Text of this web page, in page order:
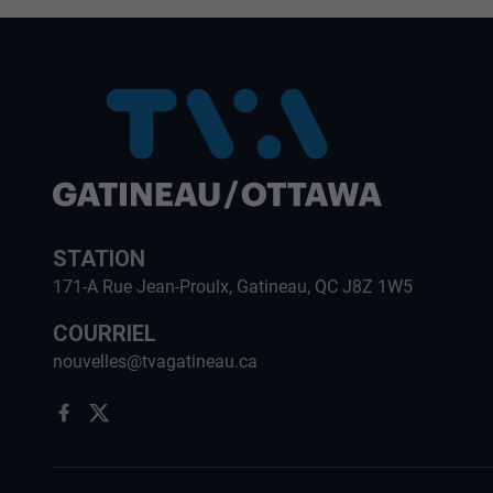
STATION
171-A Rue Jean-Proulx, Gatineau, QC J8Z 1W5
COURRIEL
nouvelles@tvagatineau.ca